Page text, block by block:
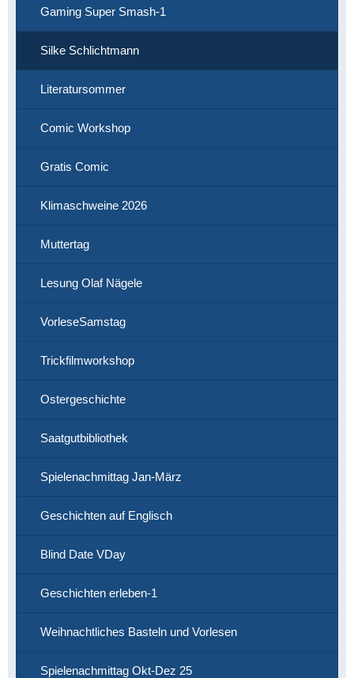
Gaming Super Smash-1
Silke Schlichtmann
Literatursommer
Comic Workshop
Gratis Comic
Klimaschweine 2026
Muttertag
Lesung Olaf Nägele
VorleseSamstag
Trickfilmworkshop
Ostergeschichte
Saatgutbibliothek
Spielenachmittag Jan-März
Geschichten auf Englisch
Blind Date VDay
Geschichten erleben-1
Weihnachtliches Basteln und Vorlesen
Spielenachmittag Okt-Dez 25